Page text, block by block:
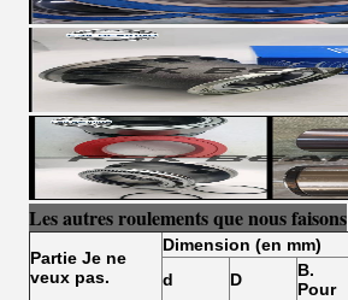
Les autres roulements que nous faisons
Partie Je ne
veux pas.
Dimension (en mm)
d D
B.
Pour